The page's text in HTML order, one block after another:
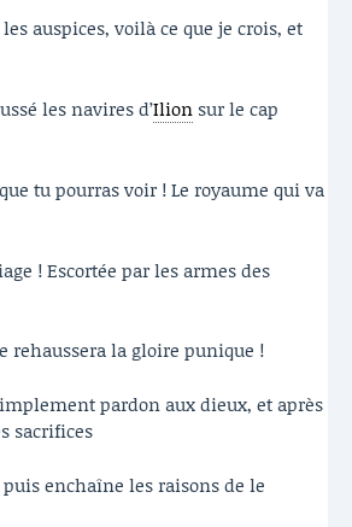
auspices, voilà ce que je crois, et
les navires d’Ilion sur le cap
tu pourras voir ! Le royaume qui va
! Escortée par les armes des
rehaussera la gloire punique !
pardon aux dieux, et après
sacrifices
enchaîne les raisons de le